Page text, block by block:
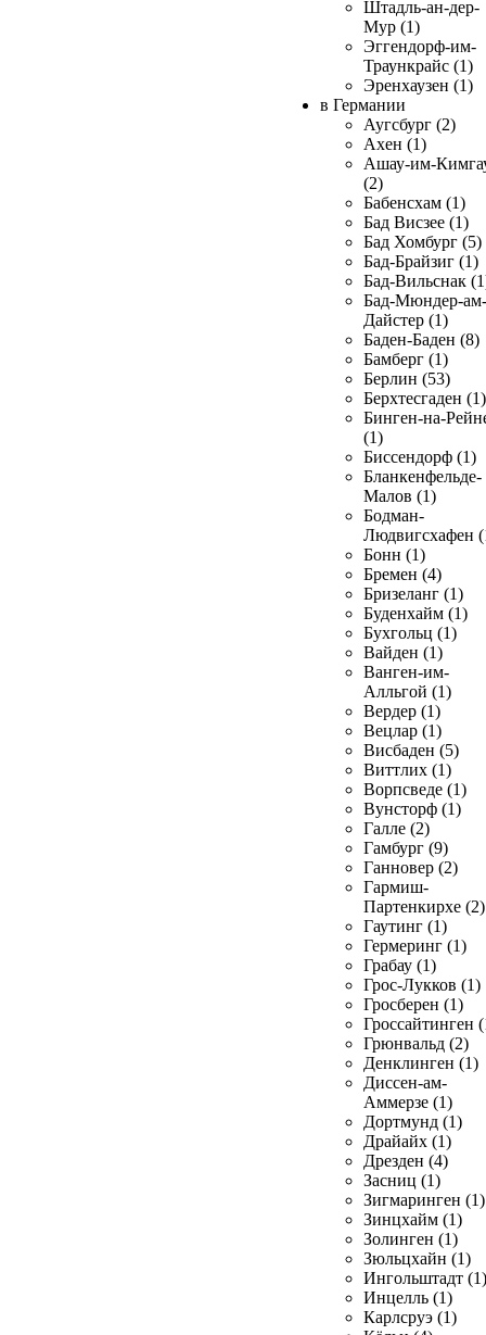
Штадль-ан-дер-
Мур (1)
Эггендорф-им-
Траункрайс (1)
Эренхаузен (1)
в Германии
Аугсбург (2)
Ахен (1)
Ашау-им-
(2)
Бабенсхам (1)
Бад Висзее (1)
Бад Хомбург (5)
Бад-Брайзиг (1)
Бад-Вильснак
Бад-Мюндер-ам-
Дайстер (1)
Баден-Баден (8)
Бамберг (1)
Берлин (53)
Берхтесгаден (1)
Бинген-на-
(1)
Биссендорф (1)
Бланкенфельде-
Малов (1)
Бодман-
Людвигсхафен
Бонн (1)
Бремен (4)
Бризеланг (1)
Буденхайм (1)
Бухгольц (1)
Вайден (1)
Ванген-им-
Алльгой (1)
Вердер (1)
Вецлар (1)
Висбаден (5)
Виттлих (1)
Ворпсведе (1)
Вунсторф (1)
Галле (2)
Гамбург (9)
Ганновер (2)
Гармиш-
Партенкирхе (2)
Гаутинг (1)
Гермеринг (1)
Грабау (1)
Грос-Лукков (1)
Гросберен (1)
Гроссайтинген
Грюнвальд (2)
Денклинген (1)
Диссен-ам-
Аммерзе (1)
Дортмунд (1)
Драйайх (1)
Дрезден (4)
Засниц (1)
Зигмаринген (1)
Зинцхайм (1)
Золинген (1)
Зюльцхайн (1)
Ингольштадт (1)
Инцелль (1)
Карлсруэ (1)